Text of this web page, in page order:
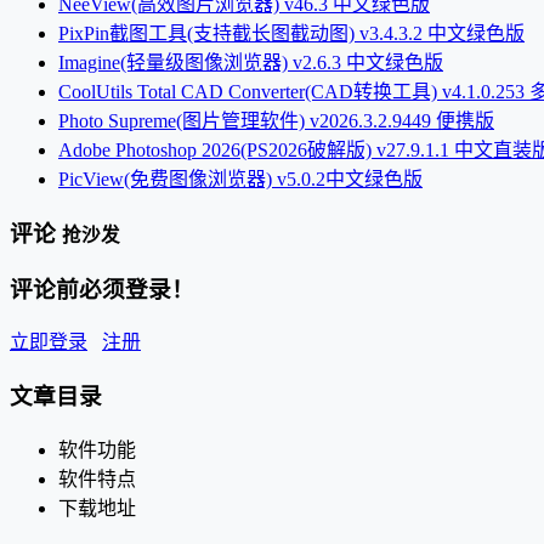
NeeView(高效图片浏览器) v46.3 中文绿色版
PixPin截图工具(支持截长图截动图) v3.4.3.2 中文绿色版
Imagine(轻量级图像浏览器) v2.6.3 中文绿色版
CoolUtils Total CAD Converter(CAD转换工具) v4.1.0.253
Photo Supreme(图片管理软件) v2026.3.2.9449 便携版
Adobe Photoshop 2026(PS2026破解版) v27.9.1.1 中文直装
PicView(免费图像浏览器) v5.0.2中文绿色版
评论 抢沙发
评论前必须登录！
立即登录 注册
文章目录
软件功能
软件特点
下载地址